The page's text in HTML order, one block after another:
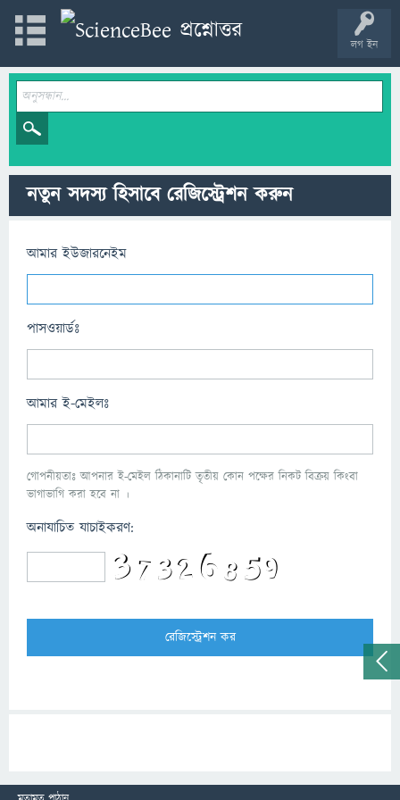
লগ ইন
নতুন সদস্য হিসাবে রেজিস্ট্রেশন করুন
আমার ইউজারনেইম
পাসওয়ার্ডঃ
আমার ই-মেইলঃ
গোপনীয়তাঃ আপনার ই-মেইল ঠিকানাটি তৃতীয় কোন পক্ষের নিকট বিক্রয় কিংবা
ভাগাভাগি করা হবে না ।
অনাযাচিত যাচাইকরণ: